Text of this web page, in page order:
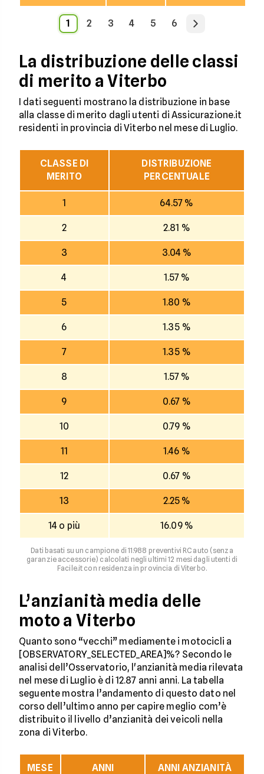
1 2 3 4 5 6
La distribuzione delle classi
di merito a Viterbo
I dati seguenti mostrano la distribuzione in base
alla classe di merito dagli utenti di Assicurazione.it
residenti in provincia di Viterbo nel mese di Luglio.
CLASSE DI
MERITO
DISTRIBUZIONE
PERCENTUALE
1 64.57 %
2 2.81 %
3 3.04 %
4 1.57 %
5 1.80 %
6 1.35 %
7 1.35 %
8 1.57 %
9 0.67 %
10 0.79 %
11 1.46 %
12 0.67 %
13 2.25 %
14 o più 16.09 %
Dati basati su un campione di 11.988 preventivi RC auto (senza
garanzie accessorie) calcolati negli ultimi 12 mesi dagli utenti di
Facile.it con residenza in provincia di Viterbo.
L’anzianità media delle
moto a Viterbo
Quanto sono “vecchi” mediamente i motocicli a
[OBSERVATORY_SELECTED_AREA]%? Secondo le
analisi dell’Osservatorio, l'anzianità media rilevata
nel mese di Luglio è di 12.87 anni anni. La tabella
seguente mostra l’andamento di questo dato nel
corso dell’ultimo anno per capire meglio com’è
distribuito il livello d’anzianità dei veicoli nella
zona di Viterbo.
MESE
ANNI
ANNI ANZIANITÀ